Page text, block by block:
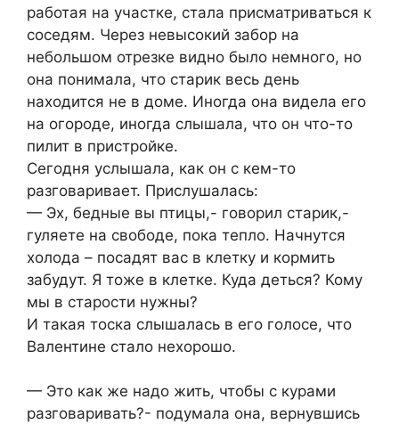
работая на участке, стала присматриваться к
соседям. Через невысокий забор на
небольшом отрезке видно было немного, но
она понимала, что старик весь день
находится не в доме. Иногда она видела его
на огороде, иногда слышала, что он что-то
пилит в пристройке.
Сегодня услышала, как он с кем-то
разговаривает. Прислушалась:
— Эх, бедные вы птицы,- говорил старик,-
гуляете на свободе, пока тепло. Начнутся
холода – посадят вас в клетку и кормить
забудут. Я тоже в клетке. Куда деться? Кому
мы в старости нужны?
И такая тоска слышалась в его голосе, что
Валентине стало нехорошо.
— Это как же надо жить, чтобы с курами
разговаривать?- подумала она, вернувшись